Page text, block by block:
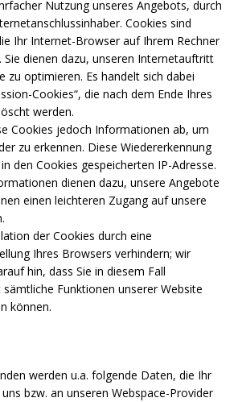
Nutzung unseres Angebots, durch
Cookies sind
Ihr Internet-Browser auf Ihrem Rechner
Sie dienen dazu, unseren Internetauftritt
zu optimieren. Es handelt sich dabei
Cookies“, die nach dem Ende Ihres
werden.
Cookies jedoch Informationen ab, um
zu erkennen. Diese Wiedererkennung
den Cookies gespeicherten IP-Adresse.
dienen dazu, unsere Angebote
einen leichteren Zugang auf unsere
der Cookies durch eine
Ihres Browsers verhindern; wir
hin, dass Sie in diesem Fall
Funktionen unserer Website
können.
werden u.a. folgende Daten, die Ihr
bzw. an unseren Webspace-Provider